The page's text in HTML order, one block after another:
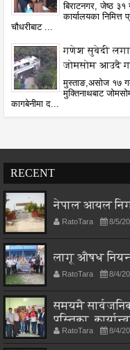
बिराटनगर, जेष्ठ ३१
कार्यालयका निमित्त
चौधरीबाट ...
गणेश सुवेदी
जोमसोम आउदै
मुस्ताङ,असोज १७
मुक्तिनाथबाट
कागबेनीमा द...
RECENT
नेपाल आयल
RatoTara 8/5/
लागू औषध
RatoTara 8/4/
समयमै
पुस्तिका,
RatoTara 8/4/